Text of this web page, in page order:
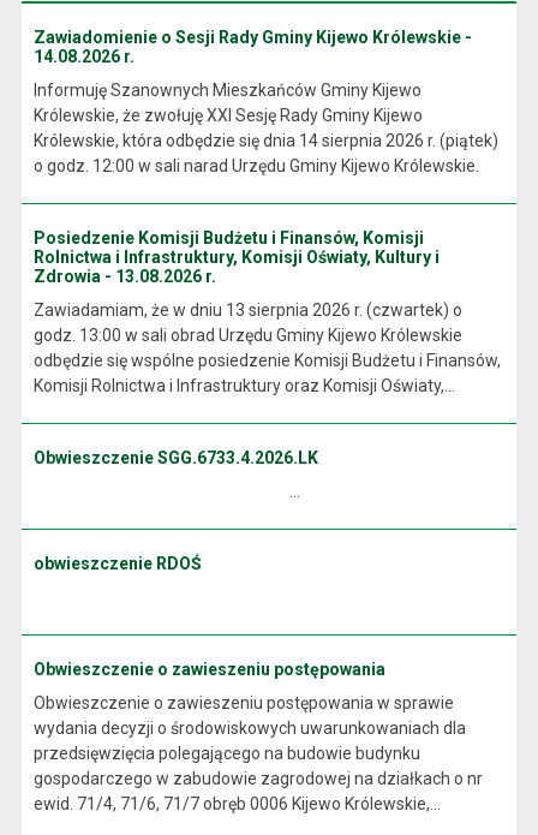
Zawiadomienie o Sesji Rady Gminy Kijewo Królewskie -
14.08.2026 r.
Informuję Szanownych Mieszkańców Gminy Kijewo
Królewskie, że zwołuję XXI Sesję Rady Gminy Kijewo
Królewskie, która odbędzie się dnia 14 sierpnia 2026 r. (piątek)
o godz. 12:00 w sali narad Urzędu Gminy Kijewo Królewskie.
Posiedzenie Komisji Budżetu i Finansów, Komisji
Rolnictwa i Infrastruktury, Komisji Oświaty, Kultury i
Zdrowia - 13.08.2026 r.
Zawiadamiam, że w dniu 13 sierpnia 2026 r. (czwartek) o
godz. 13:00 w sali obrad Urzędu Gminy Kijewo Królewskie
odbędzie się wspólne posiedzenie Komisji Budżetu i Finansów,
Komisji Rolnictwa i Infrastruktury oraz Komisji Oświaty,...
Obwieszczenie SGG.6733.4.2026.LK
obwieszczenie RDOŚ
Obwieszczenie o zawieszeniu postępowania
Obwieszczenie o zawieszeniu postępowania w sprawie
wydania decyzji o środowiskowych uwarunkowaniach dla
przedsięwzięcia polegającego na budowie budynku
gospodarczego w zabudowie zagrodowej na działkach o nr
ewid. 71/4, 71/6, 71/7 obręb 0006 Kijewo Królewskie,...